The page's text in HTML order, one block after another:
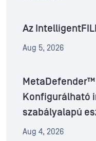
Az
Aug 5, 2026
Konfigurálható
szabályalapú
Aug 4, 2026